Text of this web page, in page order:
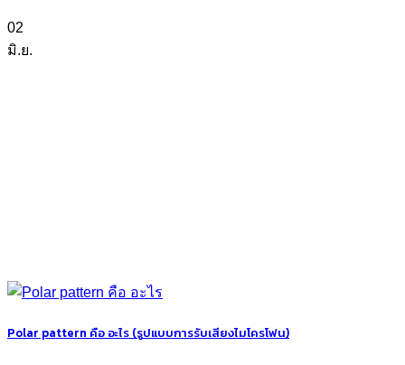
02
มิ.ย.
Polar pattern คือ อะไร (รูปแบบการรับเสียงไมโครโฟน)